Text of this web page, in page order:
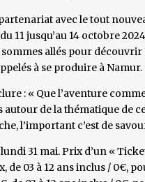
avec le tout
11 jusqu’au 14 octobre
allés pour
à se produire à Namur.
: « Que l’aventure
de la thématique de
l’important c’est de
31 mai. Prix d’un «
de 03 à 12 ans inclus / 0€,